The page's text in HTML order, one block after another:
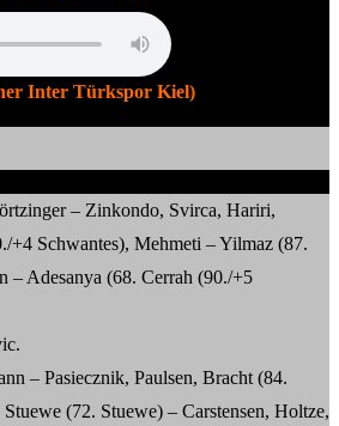
Inter Türkspor Kiel)
– Zinkondo, Svirca, Hariri,
+4 Schwantes), Mehmeti – Yilmaz (87.
– Adesanya (68. Cerrah (90./+5
– Pasiecznik, Paulsen, Bracht (84.
(72. Stuewe) – Carstensen, Holtze,